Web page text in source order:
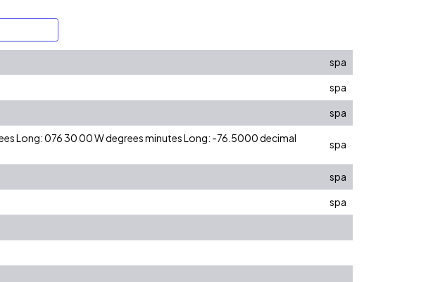
spa
spa
spa
Long: 076 30 00 W degrees minutes Long: -76.5000 decimal
spa
spa
spa